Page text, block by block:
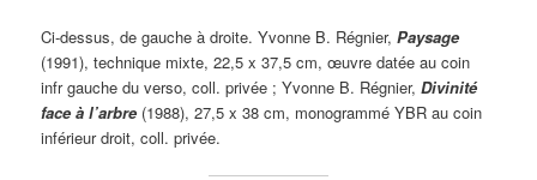
Ci-dessus, de gauche à droite. Yvonne B. Régnier,Paysage
(1991), technique mixte, 22,5 x 37,5 cm, œuvre datée au coin
infr gauche du verso, coll. privée ; Yvonne B. Régnier,Divinité
face à l’arbre (1988), 27,5 x 38 cm, monogrammé YBR au coin
inférieur droit, coll. privée.